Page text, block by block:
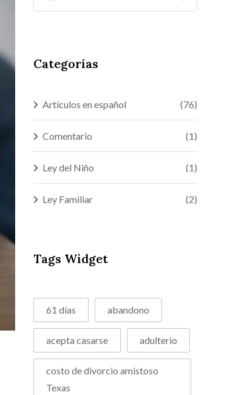
Categorías
Artículos en español (76)
Comentario (1)
Ley del Niño (1)
Ley Familiar (2)
Tags Widget
61 días abandono
acepta casarse adulterio
costo de divorcio amistoso
Texas